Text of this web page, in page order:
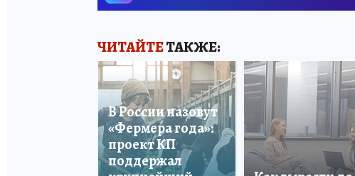
ЧИТАЙТЕТАКЖЕ:
В России назовут
«Фермера года»:
проект КП
поддержал